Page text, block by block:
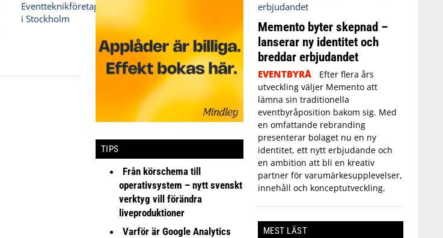
TIPS
Från körschema till
operativsystem – nytt svenskt
verktyg vill förändra
liveproduktioner
Varför är Google Analytics
Memento byter skepnad –
lanserar ny identitet och
breddar erbjudandet
EVENTBYRÅ
Efter flera års
utveckling väljer Memento att
lämna sin traditionella
eventbyråposition bakom sig. Med
en omfattande rebranding
presenterar bolaget nu en ny
identitet, ett nytt erbjudande och
en ambition att bli en kreativ
partner för varumärkesupplevelser,
innehåll och konceptutveckling.
MEST LÄST